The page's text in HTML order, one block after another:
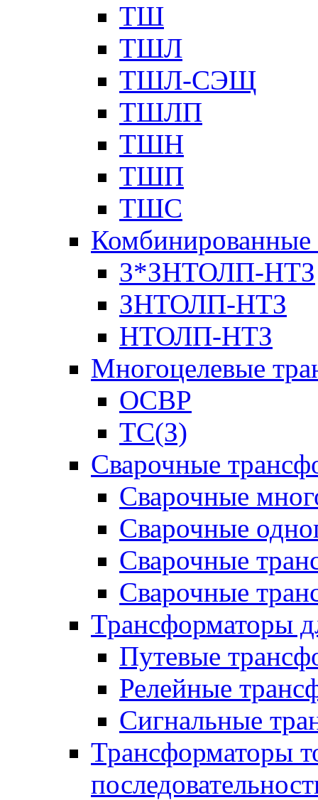
ТШ
ТШЛ
ТШЛ-СЭЩ
ТШЛП
ТШН
ТШП
ТШС
Комбинированные
3*ЗНТОЛП-НТЗ
ЗНТОЛП-НТЗ
НТОЛП-НТЗ
Многоцелевые
ОСВР
ТС(З)
Сварочные
Сварочные
Сварочные
Сварочные
Сварочные
Трансформаторы
Путевые
Релейные
Сигнальные
Трансформаторы